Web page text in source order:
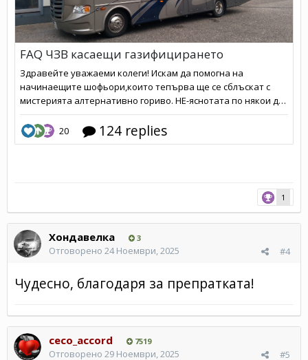
1
Хондавелка 3
#4
Отговорено 24 Ноември, 2025
Чудесно, благодаря за препратката!
ceco_accord 7519
#5
Отговорено 29 Ноември, 2025